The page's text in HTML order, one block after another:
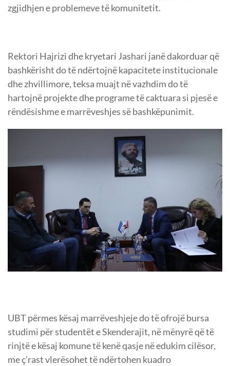
zgjidhjen e problemeve të komunitetit.
Rektori Hajrizi dhe kryetari Jashari janë dakorduar që
bashkërisht do të ndërtojnë kapacitete institucionale
dhe zhvillimore, teksa muajt në vazhdim do të
hartojnë projekte dhe programe të caktuara si pjesë e
rëndësishme e marrëveshjes së bashkëpunimit.
UBT përmes kësaj marrëveshjeje do të ofrojë bursa
studimi për studentët e Skenderajit, në mënyrë që të
rinjtë e kësaj komune të kenë qasje në edukim cilësor,
me ç’rast vlerësohet të ndërtohen kuadro